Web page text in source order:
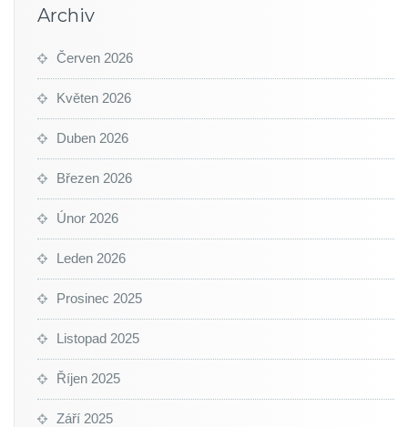
Archiv
Červen 2026
Květen 2026
Duben 2026
Březen 2026
Únor 2026
Leden 2026
Prosinec 2025
Listopad 2025
Říjen 2025
Září 2025